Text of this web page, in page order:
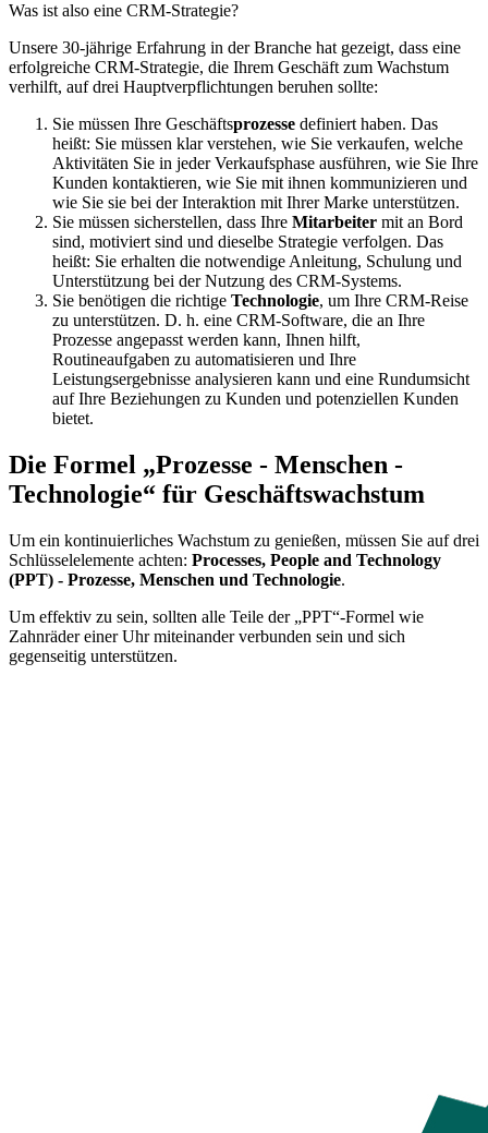
Was ist also eine CRM-Strategie?
Unsere 30-jährige Erfahrung in der Branche hat gezeigt, dass eine
erfolgreiche CRM-Strategie, die Ihrem Geschäft zum Wachstum
verhilft, auf drei Hauptverpflichtungen beruhen sollte:
Sie müssen Ihre Geschäftsprozesse definiert haben. Das
heißt: Sie müssen klar verstehen, wie Sie verkaufen, welche
Aktivitäten Sie in jeder Verkaufsphase ausführen, wie Sie Ihre
Kunden kontaktieren, wie Sie mit ihnen kommunizieren und
wie Sie sie bei der Interaktion mit Ihrer Marke unterstützen.
Sie müssen sicherstellen, dass Ihre Mitarbeiter mit an Bord
sind, motiviert sind und dieselbe Strategie verfolgen. Das
heißt: Sie erhalten die notwendige Anleitung, Schulung und
Unterstützung bei der Nutzung des CRM-Systems.
Sie benötigen die richtige Technologie, um Ihre CRM-Reise
zu unterstützen. D. h. eine CRM-Software, die an Ihre
Prozesse angepasst werden kann, Ihnen hilft,
Routineaufgaben zu automatisieren und Ihre
Leistungsergebnisse analysieren kann und eine Rundumsicht
auf Ihre Beziehungen zu Kunden und potenziellen Kunden
bietet.
Die Formel „Prozesse - Menschen -
Technologie“ für Geschäftswachstum
Um ein kontinuierliches Wachstum zu genießen, müssen Sie auf drei
Schlüsselelemente achten: Processes, People and Technology
(PPT) - Prozesse, Menschen und Technologie.
Um effektiv zu sein, sollten alle Teile der „PPT“-Formel wie
Zahnräder einer Uhr miteinander verbunden sein und sich
gegenseitig unterstützen.